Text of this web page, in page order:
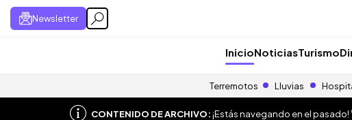
Newsletter
InicioNoticiasTurismo
Terremotos Lluvias
CONTENIDO DE ARCHIVO:¡Estás navegando en el pasado!